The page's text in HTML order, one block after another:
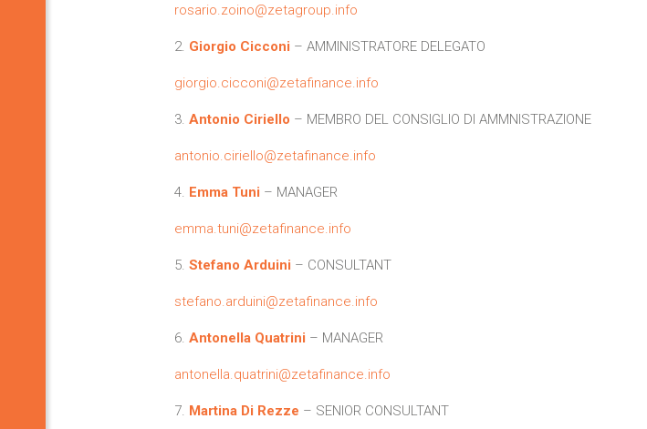
rosario.zoino@zetagroup.info
2. Giorgio Cicconi – AMMINISTRATORE DELEGATO
giorgio.cicconi@zetafinance.info
3. Antonio Ciriello – MEMBRO DEL CONSIGLIO DI AMMNISTRAZIONE
antonio.ciriello@zetafinance.info
4. Emma Tuni – MANAGER
emma.tuni@zetafinance.info
5. Stefano Arduini – CONSULTANT
stefano.arduini@zetafinance.info
6. Antonella Quatrini – MANAGER
antonella.quatrini@zetafinance.info
7. Martina Di Rezze – SENIOR CONSULTANT